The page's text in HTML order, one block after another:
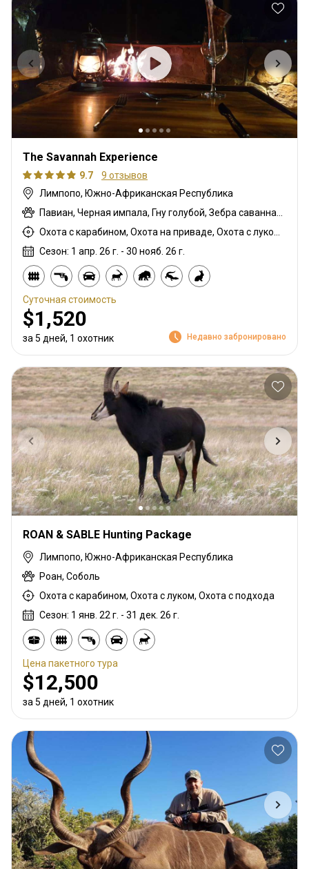
The Savannah Experience
9.7
9 отзывов
Лимпопо, Южно-Африканская Республика
Сезон: 1 апр. 26 г. - 30 нояб. 26 г.
Суточная стоимость
$1,520
за 5 дней, 1 охотник Недавно забронировано
ROAN & SABLE Hunting Package
Лимпопо, Южно-Африканская Республика
Роан, Соболь
Охота с карабином, Охота с луком, Охота с подхода
Сезон: 1 янв. 22 г. - 31 дек. 26 г.
Цена пакетного тура
$12,500
за 5 дней, 1 охотник